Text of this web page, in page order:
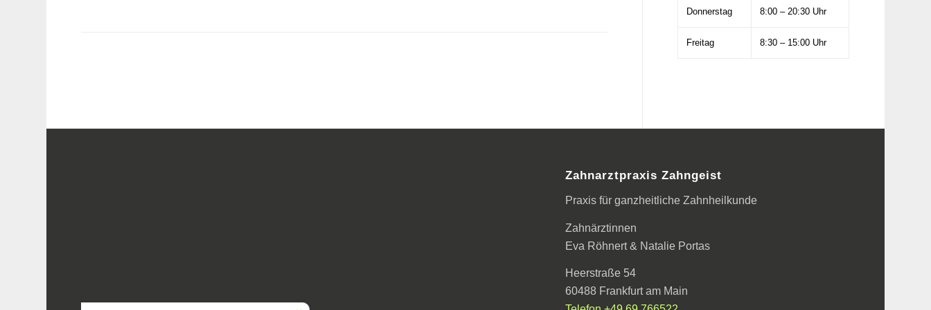
Donnerstag 8:00 – 20:30 Uhr
Freitag 8:30 – 15:00 Uhr
Zahnarztpraxis Zahngeist
Praxis für ganzheitliche Zahnheilkunde
Zahnärztinnen
Eva Röhnert & Natalie Portas
Heerstraße 54
60488 Frankfurt am Main